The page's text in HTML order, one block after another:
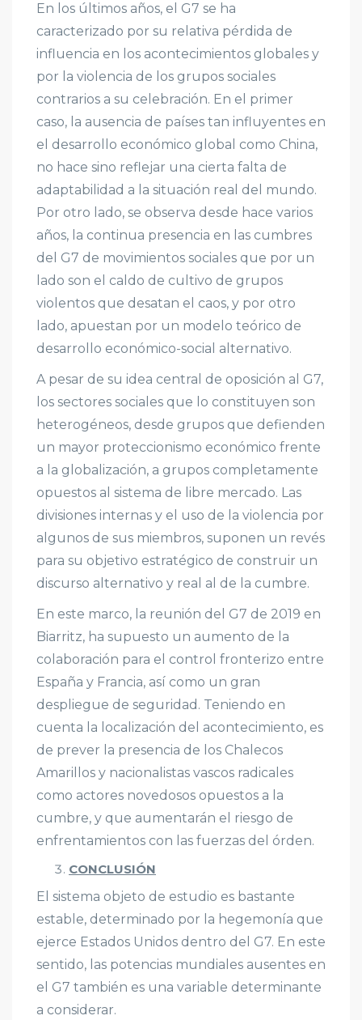
En los últimos años, el G7 se ha
caracterizado por su relativa pérdida de
influencia en los acontecimientos globales y
por la violencia de los grupos sociales
contrarios a su celebración. En el primer
caso, la ausencia de países tan influyentes en
el desarrollo económico global como China,
no hace sino reflejar una cierta falta de
adaptabilidad a la situación real del mundo.
Por otro lado, se observa desde hace varios
años, la continua presencia en las cumbres
del G7 de movimientos sociales que por un
lado son el caldo de cultivo de grupos
violentos que desatan el caos, y por otro
lado, apuestan por un modelo teórico de
desarrollo económico-social alternativo.
A pesar de su idea central de oposición al G7,
los sectores sociales que lo constituyen son
heterogéneos, desde grupos que defienden
un mayor proteccionismo económico frente
a la globalización, a grupos completamente
opuestos al sistema de libre mercado. Las
divisiones internas y el uso de la violencia por
algunos de sus miembros, suponen un revés
para su objetivo estratégico de construir un
discurso alternativo y real al de la cumbre.
En este marco, la reunión del G7 de 2019 en
Biarritz, ha supuesto un aumento de la
colaboración para el control fronterizo entre
España y Francia, así como un gran
despliegue de seguridad. Teniendo en
cuenta la localización del acontecimiento, es
de prever la presencia de los Chalecos
Amarillos y nacionalistas vascos radicales
como actores novedosos opuestos a la
cumbre, y que aumentarán el riesgo de
enfrentamientos con las fuerzas del órden.
CONCLUSIÓN
El sistema objeto de estudio es bastante
estable, determinado por la hegemonía que
ejerce Estados Unidos dentro del G7. En este
sentido, las potencias mundiales ausentes en
el G7 también es una variable determinante
a considerar.